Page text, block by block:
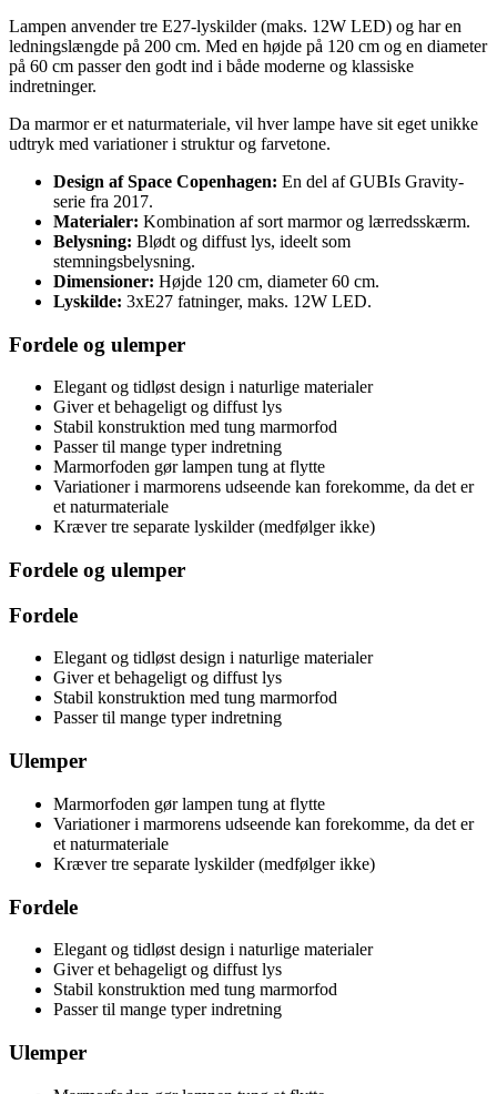
Lampen anvender tre E27-lyskilder (maks. 12W LED) og har en
ledningslængde på 200 cm. Med en højde på 120 cm og en diameter
på 60 cm passer den godt ind i både moderne og klassiske
indretninger.
Da marmor er et naturmateriale, vil hver lampe have sit eget unikke
udtryk med variationer i struktur og farvetone.
Design af Space Copenhagen: En del af GUBIs Gravity-
serie fra 2017.
Materialer: Kombination af sort marmor og lærredsskærm.
Belysning: Blødt og diffust lys, ideelt som
stemningsbelysning.
Dimensioner: Højde 120 cm, diameter 60 cm.
Lyskilde: 3xE27 fatninger, maks. 12W LED.
Fordele og ulemper
Elegant og tidløst design i naturlige materialer
Giver et behageligt og diffust lys
Stabil konstruktion med tung marmorfod
Passer til mange typer indretning
Marmorfoden gør lampen tung at flytte
Variationer i marmorens udseende kan forekomme, da det er
et naturmateriale
Kræver tre separate lyskilder (medfølger ikke)
Fordele og ulemper
Fordele
Elegant og tidløst design i naturlige materialer
Giver et behageligt og diffust lys
Stabil konstruktion med tung marmorfod
Passer til mange typer indretning
Ulemper
Marmorfoden gør lampen tung at flytte
Variationer i marmorens udseende kan forekomme, da det er
et naturmateriale
Kræver tre separate lyskilder (medfølger ikke)
Fordele
Elegant og tidløst design i naturlige materialer
Giver et behageligt og diffust lys
Stabil konstruktion med tung marmorfod
Passer til mange typer indretning
Ulemper